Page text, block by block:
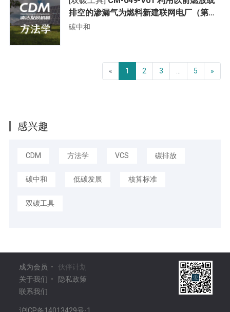
排空的渗漏气为燃料新建联网电厂（第一
版）
碳中和
« 1 2 3 5 »
感兴趣
CDM 方法学 VCS 碳排放
碳中和 低碳发展 核算标准
双碳工具
成为会员 •
伙伴计划
关于我们 •
隐私政策
联系我们
沪ICP备14013429号-1